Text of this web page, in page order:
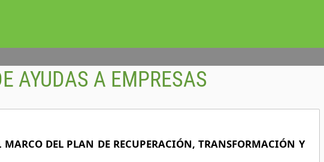
AYUDAS A EMPRESAS
DEL PLAN DE RECUPERACIÓN, TRANSFORMACIÓN Y